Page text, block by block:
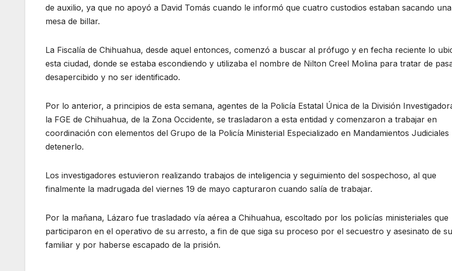
de auxilio, ya que no apoyó a David Tomás cuando le informó que cuatro custodios estaban sacando una
mesa de billar.
La Fiscalía de Chihuahua, desde aquel entonces, comenzó a buscar al prófugo y en fecha reciente lo
esta ciudad, donde se estaba escondiendo y utilizaba el nombre de Nilton Creel Molina para tratar de
desapercibido y no ser identificado.
Por lo anterior, a principios de esta semana, agentes de la Policía Estatal Única de la División
la FGE de Chihuahua, de la Zona Occidente, se trasladaron a esta entidad y comenzaron a trabajar en
coordinación con elementos del Grupo de la Policía Ministerial Especializado en Mandamientos Judiciales
detenerlo.
Los investigadores estuvieron realizando trabajos de inteligencia y seguimiento del sospechoso, al que
finalmente la madrugada del viernes 19 de mayo capturaron cuando salía de trabajar.
Por la mañana, Lázaro fue trasladado vía aérea a Chihuahua, escoltado por los policías ministeriales que
participaron en el operativo de su arresto, a fin de que siga su proceso por el secuestro y asesinato de su
familiar y por haberse escapado de la prisión.